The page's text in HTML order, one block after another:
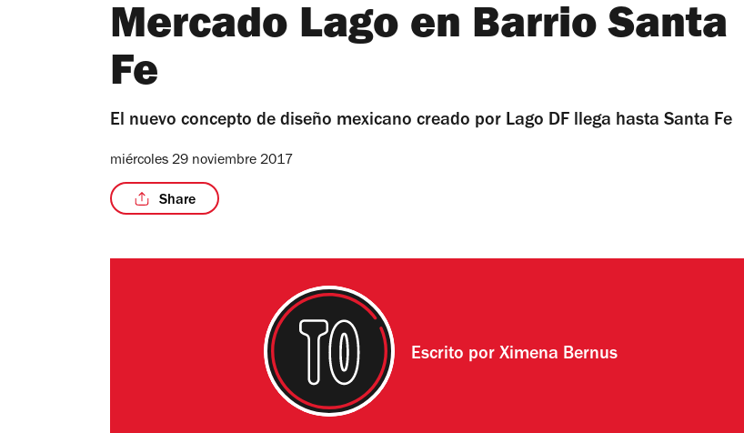
Mercado Lago en Barrio Santa
Fe
El nuevo concepto de diseño mexicano creado por Lago DF llega hasta Santa Fe
miércoles 29 noviembre 2017
Share
Escrito por Ximena Bernus